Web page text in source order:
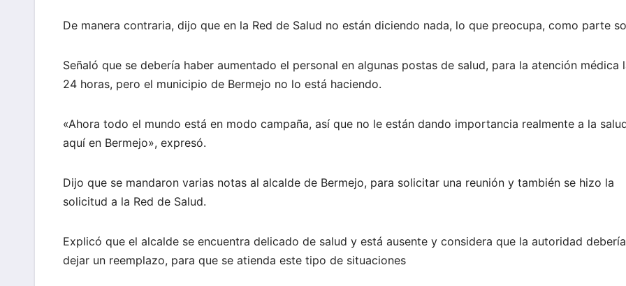
De manera contraria, dijo que en la Red de Salud no están diciendo nada, lo que preocupa, como parte
Señaló que se debería haber aumentado el personal en algunas postas de salud, para la atención médica
24 horas, pero el municipio de Bermejo no lo está haciendo.
«Ahora todo el mundo está en modo campaña, así que no le están dando importancia realmente a la
aquí en Bermejo», expresó.
Dijo que se mandaron varias notas al alcalde de Bermejo, para solicitar una reunión y también se hizo la
solicitud a la Red de Salud.
Explicó que el alcalde se encuentra delicado de salud y está ausente y considera que la autoridad debería
dejar un reemplazo, para que se atienda este tipo de situaciones